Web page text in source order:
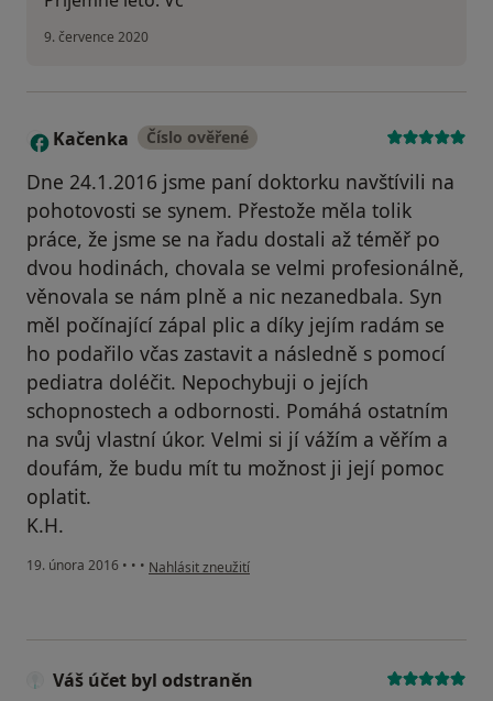
9. července 2020
K Kačenka Číslo ověřené
Dne 24.1.2016 jsme paní doktorku navštívili na
pohotovosti se synem. Přestože měla tolik
práce, že jsme se na řadu dostali až téměř po
dvou hodinách, chovala se velmi profesionálně,
věnovala se nám plně a nic nezanedbala. Syn
měl počínající zápal plic a díky jejím radám se
ho podařilo včas zastavit a následně s pomocí
pediatra doléčit. Nepochybuji o jejích
schopnostech a odbornosti. Pomáhá ostatním
na svůj vlastní úkor. Velmi si jí vážím a věřím a
doufám, že budu mít tu možnost ji její pomoc
oplatit.
K.H.
19. února 2016 • • • podle názoru uživatele Kačenka
Nahlásit zneužití
Váš účet byl odstraněn